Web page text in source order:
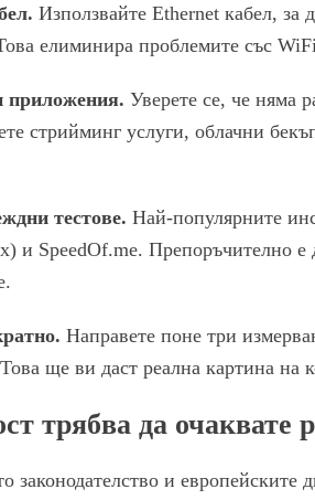
Използвайте Ethernet кабел,
елиминира проблемите със
приложения. Уверете се, че няма
стрийминг услуги, облачни
тестове. Най-популярните
и SpeedOf.me. Препоръчително е
Направете поне три
ще ви даст реална картина на
трябва да очаквате
законодателство и европейските